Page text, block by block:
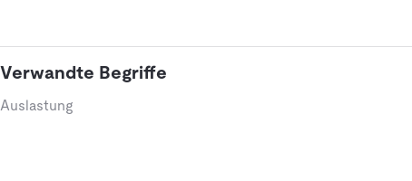
Verwandte Begriffe
Auslastung